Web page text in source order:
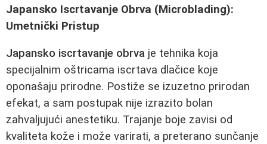
Japansko Iscrtavanje Obrva (Microblading):
Umetnički Pristup
Japansko iscrtavanje obrva je tehnika koja
specijalnim oštricama iscrtava dlačice koje
oponašaju prirodne. Postiže se izuzetno prirodan
efekat, a sam postupak nije izrazito bolan
zahvaljujući anestetiku. Trajanje boje zavisi od
kvaliteta kože i može varirati, a preterano sunčanje